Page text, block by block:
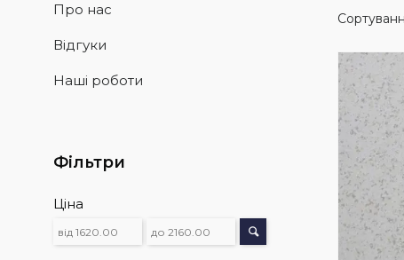
Про нас
Відгуки
Наші роботи
Фільтри
Ціна